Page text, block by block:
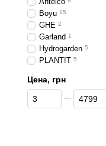
Boyu 15
GHE 2
Garland 1
Hydrogarden 5
PLANT!T 5
Цена, грн
От Цена, грн
До Цена, грн